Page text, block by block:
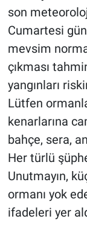
son
Cumartesi
mevsim
çıkması
yangınları
Lütfen
kenarlarına
bahçe, sera,
Her türlü
Unutmayın,
ormanı yok
ifadeleri yer